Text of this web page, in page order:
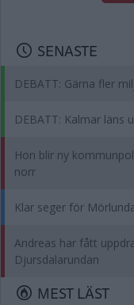
SENASTE
DEBATT: Gärna fler
DEBATT: Kalmar läns
Hon blir ny
norr
Klar seger för
Andreas har fått
Djursdalarundan
MEST LÄST